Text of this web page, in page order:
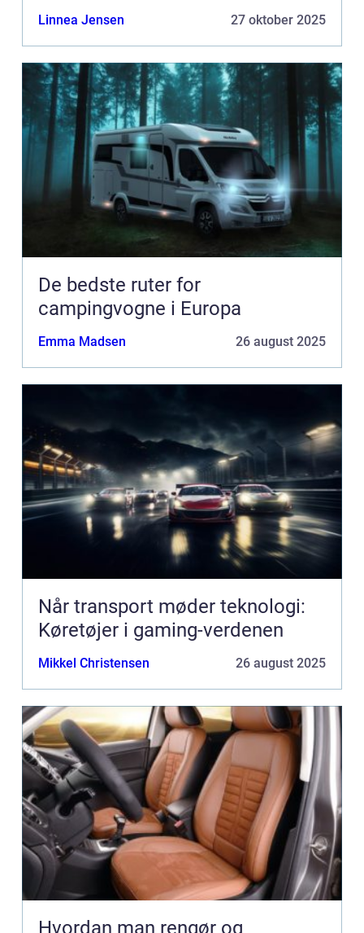
Linnea Jensen 27 oktober 2025
De bedste ruter for
campingvogne i Europa
Emma Madsen 26 august 2025
Når transport møder teknologi:
Køretøjer i gaming-verdenen
Mikkel Christensen 26 august 2025
Hvordan man rengør og